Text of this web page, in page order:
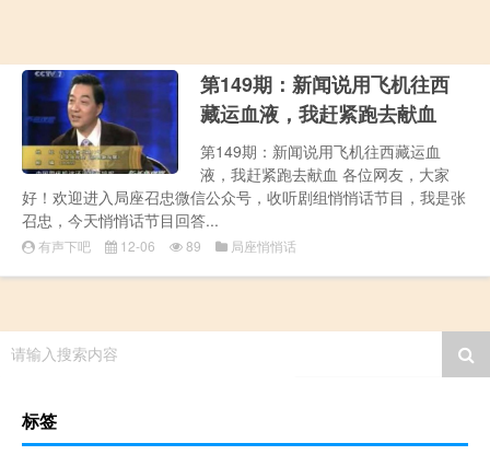
第149期：新闻说用飞机往西
藏运血液，我赶紧跑去献血
第149期：新闻说用飞机往西藏运血
液，我赶紧跑去献血 各位网友，大家
好！欢迎进入局座召忠微信公众号，收听剧组悄悄话节目，我是张
召忠，今天悄悄话节目回答...
有声下吧 12-06 89 局座悄悄话
请输入搜索内容
标签